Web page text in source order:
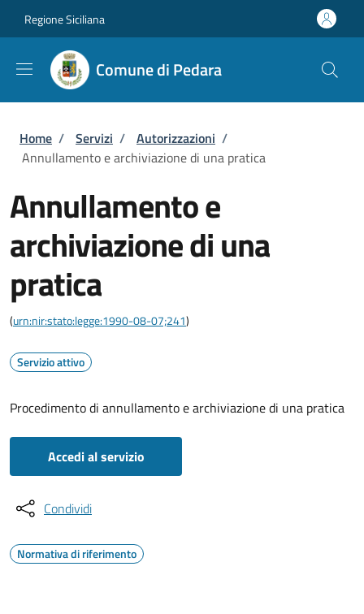
Regione Siciliana
Comune di Pedara
Briciole di pane
Home / Servizi / Autorizzazioni /
Annullamento e archiviazione di una pratica
Annullamento e
archiviazione di una
pratica
(urn:nir:stato:legge:1990-08-07;241)
Servizio attivo
Procedimento di annullamento e archiviazione di una pratica
Accedi al servizio
Condividi
Normativa di riferimento